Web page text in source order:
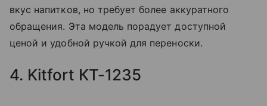
вкус напитков, но требует более аккуратного
обращения. Эта модель порадует доступной
ценой и удобной ручкой для переноски.
4. Kitfort КТ-1235